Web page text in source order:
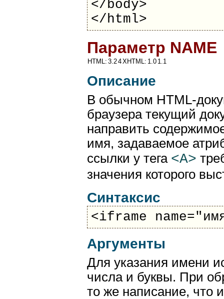
</body>
</html>
Параметр NAME
HTML: 3.24XHTML: 1.0 1.1
Описание
В обычном HTML-
браузера текущий
направить
имя, задаваемое
ссылки у тега <A>
значения которого
Синтаксис
<iframe
Аргументы
Для указания имени
числа и буквы. При
то же написание, что